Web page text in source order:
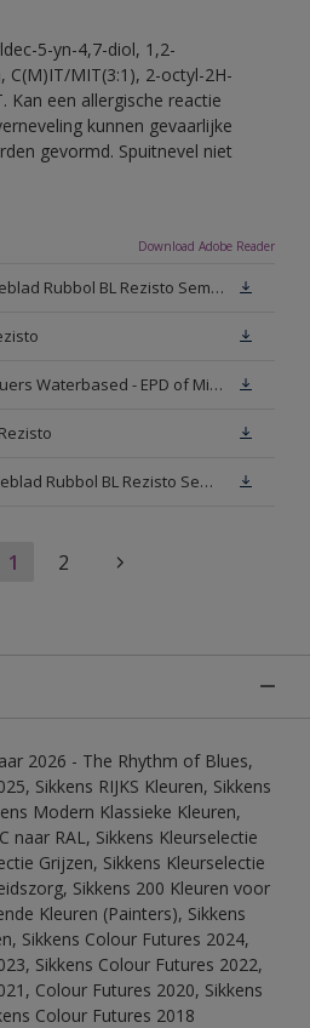
5-yn-4,7-diol, 1,2-
C(M)IT/MIT(3:1), 2-octyl-2H-
Kan een allergische reactie
kunnen gevaarlijke
gevormd. Spuitnevel niet
Download Adobe Reader
Technisch Informatieblad Rubbol BL Rezisto Semi-Gloss (New Livery) (PDF)
Sikkens Interior Laquers Waterbased - EPD of Milieuproductverklaring
Veiligheidsinformatieblad Rubbol BL Rezisto Semi-Gloss N00 (MSDS)
1 2
2026 - The Rhythm of Blues,
Sikkens RIJKS Kleuren, Sikkens
Modern Klassieke Kleuren,
naar RAL, Sikkens Kleurselectie
Grijzen, Sikkens Kleurselectie
Sikkens 200 Kleuren voor
Kleuren (Painters), Sikkens
Sikkens Colour Futures 2024,
Sikkens Colour Futures 2022,
Colour Futures 2020, Sikkens
Colour Futures 2018